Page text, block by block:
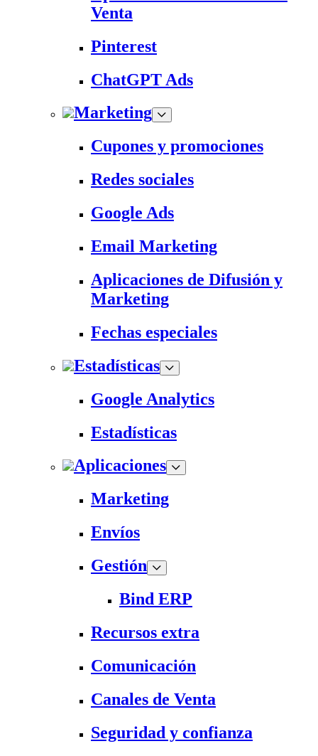
Venta
Pinterest
ChatGPT Ads
Marketing
Cupones y promociones
Redes sociales
Google Ads
Email Marketing
Aplicaciones de Difusión y
Marketing
Fechas especiales
Estadísticas
Google Analytics
Estadísticas
Aplicaciones
Marketing
Envíos
Gestión
Bind ERP
Recursos extra
Comunicación
Canales de Venta
Seguridad y confianza